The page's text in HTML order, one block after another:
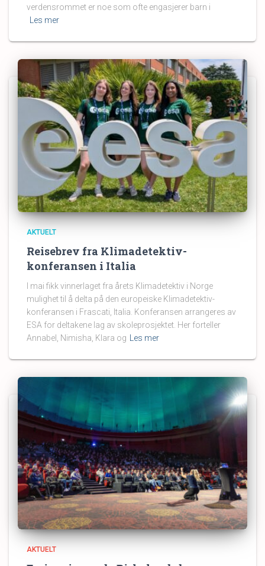
verdensrommet er noe som ofte engasjerer barn i
Les mer
AKTUELT
Reisebrev fra Klimadetektiv-
konferansen i Italia
I mai fikk vinnerlaget fra årets Klimadetektiv i Norge
mulighet til å delta på den europeiske Klimadetektiv-
konferansen i Frascati, Italia. Konferansen arrangeres av
ESA for deltakene lag av skoleprosjektet. Her forteller
Annabel, Nimisha, Klara og
Les mer
AKTUELT